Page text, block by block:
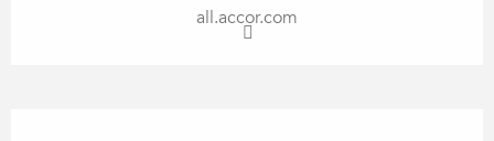
all.accor.com